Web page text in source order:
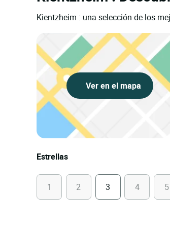
Kientzheim : una selección de los
Ver en el mapa
Estrellas
1 2 3 4 5